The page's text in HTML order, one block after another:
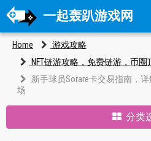
一起轰趴游戏网
Home
游戏攻略
NFT链游攻略，免费链游，币圈
新手球员Sorare卡交易指南，
场
分类